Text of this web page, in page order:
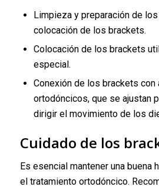
Limpieza y preparación de
colocación de los brackets.
Colocación de los brackets
especial.
Conexión de los brackets con
ortodóncicos, que se ajustan
dirigir el movimiento de los
Cuidado de los
Es esencial mantener una buena
el tratamiento ortodóncico.